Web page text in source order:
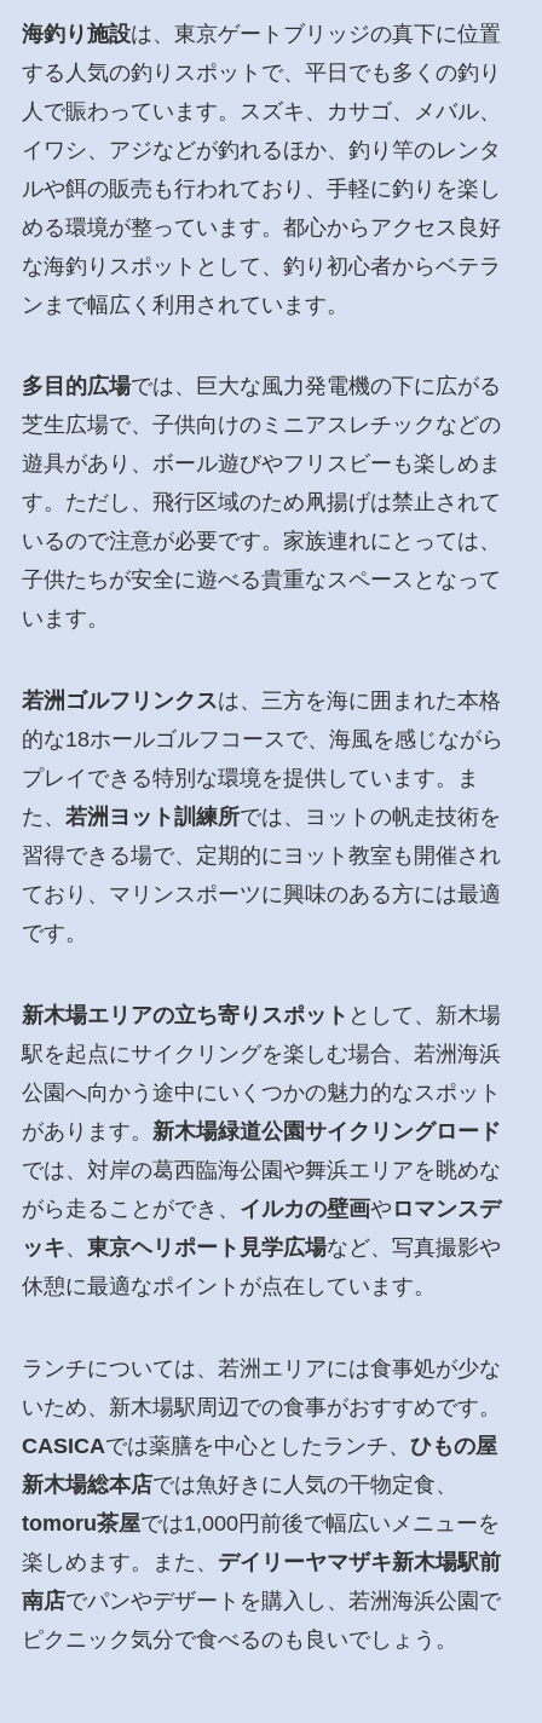
海釣り施設は、東京ゲートブリッジの真下に位置
する人気の釣りスポットで、平日でも多くの釣り
人で賑わっています。スズキ、カサゴ、メバル、
イワシ、アジなどが釣れるほか、釣り竿のレンタ
ルや餌の販売も行われており、手軽に釣りを楽し
める環境が整っています。都心からアクセス良好
な海釣りスポットとして、釣り初心者からベテラ
ンまで幅広く利用されています。
多目的広場では、巨大な風力発電機の下に広がる
芝生広場で、子供向けのミニアスレチックなどの
遊具があり、ボール遊びやフリスビーも楽しめま
す。ただし、飛行区域のため凧揚げは禁止されて
いるので注意が必要です。家族連れにとっては、
子供たちが安全に遊べる貴重なスペースとなって
います。
若洲ゴルフリンクスは、三方を海に囲まれた本格
的な18ホールゴルフコースで、海風を感じながら
プレイできる特別な環境を提供しています。ま
た、 若洲ヨット訓練所では、ヨットの帆走技術を
習得できる場で、定期的にヨット教室も開催され
ており、マリンスポーツに興味のある方には最適
です。
新木場エリアの立ち寄りスポット として、新木場
駅を起点にサイクリングを楽しむ場合、若洲海浜
公園へ向かう途中にいくつかの魅力的なスポット
があります。 新木場緑道公園サイクリングロード
では、対岸の葛西臨海公園や舞浜エリアを眺めな
がら走ることができ、 イルカの壁画や ロマンスデ
ッキ、 東京ヘリポート見学広場など、写真撮影や
休憩に最適なポイントが点在しています。
ランチについては、若洲エリアには食事処が少な
いため、新木場駅周辺での食事がおすすめです。
CASICAでは薬膳を中心としたランチ、 ひもの屋
新木場総本店では魚好きに人気の干物定食、
tomoru茶屋では1,000円前後で幅広いメニューを
楽しめます。また、 デイリーヤマザキ新木場駅前
南店でパンやデザートを購入し、若洲海浜公園で
ピクニック気分で食べるのも良いでしょう。